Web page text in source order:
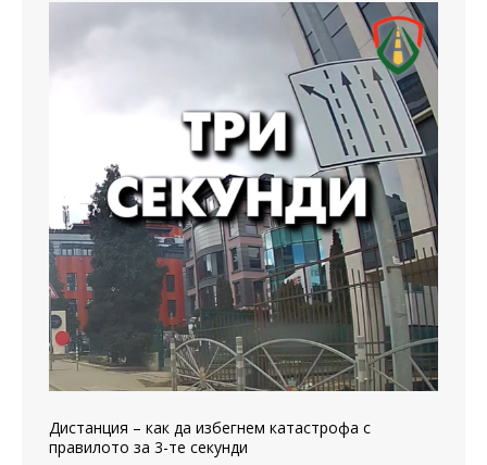
Дистанция – как да избегнем катастрофа с
правилото за 3-те секунди